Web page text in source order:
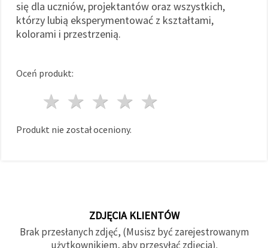
się dla uczniów, projektantów oraz wszystkich,
którzy lubią eksperymentować z kształtami,
kolorami i przestrzenią.
Oceń produkt:
4 gwiazdy
3 gwiazdy
2 gwiazdy
1 gwiazda
Produkt nie został oceniony.
ZDJĘCIA KLIENTÓW
Brak przesłanych zdjęć, (Musisz być zarejestrowanym
użytkownikiem, aby przesyłać zdjęcia).